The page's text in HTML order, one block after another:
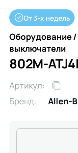
От 3-х недель
Оборудование
выключатели
802M-
Артикул:
Бренд:
Allen-